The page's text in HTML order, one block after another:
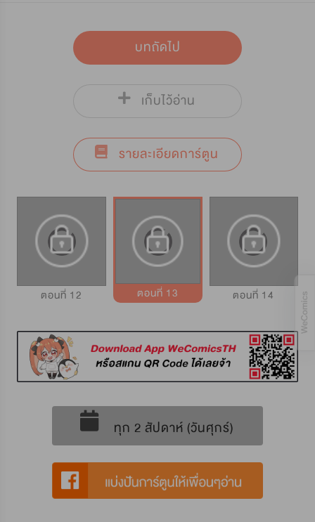
บทถัดไป
เก็บไว้อ่าน
รายละเอียดการ์ตูน
ตอนที่ 12 ตอนที่ 13 ตอนที่ 14
ทุก 2 สัปดาห์ (วันศุกร์)